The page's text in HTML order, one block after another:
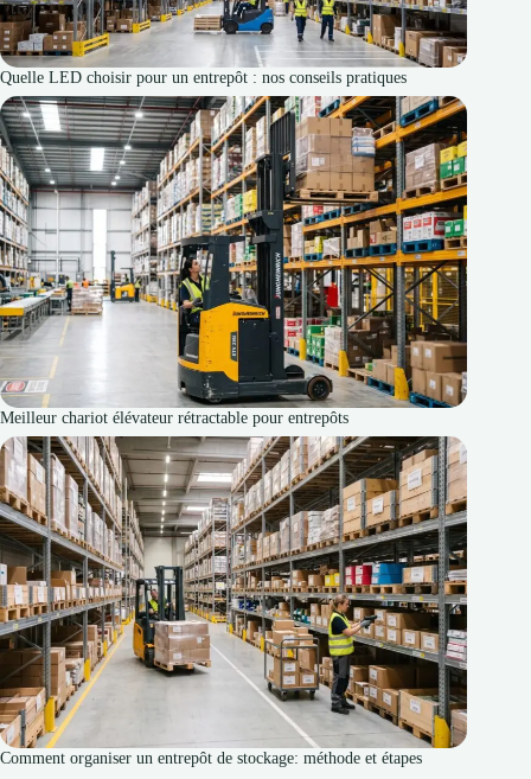
Quelle LED choisir pour un entrepôt : nos conseils pratiques
Meilleur chariot élévateur rétractable pour entrepôts
Comment organiser un entrepôt de stockage: méthode et étapes